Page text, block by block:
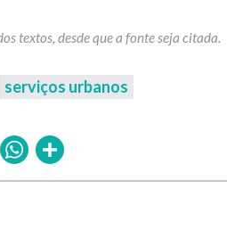
serviços urbanos
TwitterWhatsApp